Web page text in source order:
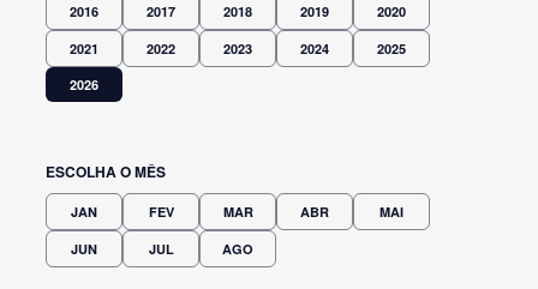
2016 2017 2018 2019 2020
2021 2022 2023 2024
2025
2026
ESCOLHA O MÊS
JAN FEV MAR ABR MAI
JUN JUL AGO